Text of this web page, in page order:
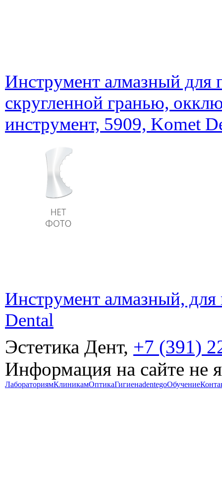
Инструмент алмазный для
скругленной гранью,
инструмент, 5909, Komet
Инструмент алмазный,
Dental
Эстетика Дент, +7 (391)
Информация на сайте не
ЛабораториямКлиникамОптикаГигиенаdentegoОбучение